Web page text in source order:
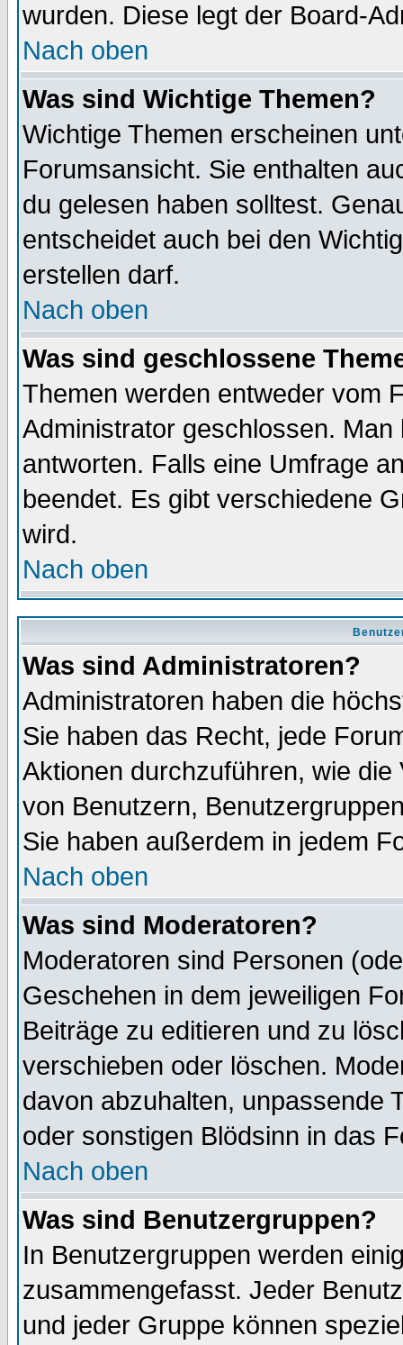
wurden. Diese legt der Board-
Nach oben
Was sind Wichtige Themen?
Wichtige Themen erscheinen
Forumsansicht. Sie enthalten
du gelesen haben solltest.
entscheidet auch bei den
erstellen darf.
Nach oben
Was sind geschlossene
Themen werden entweder vom
Administrator geschlossen.
antworten. Falls eine Umfrage
beendet. Es gibt verschiedene
wird.
Nach oben
Was sind Administratoren?
Administratoren haben die
Sie haben das Recht, jede
Aktionen durchzuführen, wie
von Benutzern,
Sie haben außerdem in jedem
Nach oben
Was sind Moderatoren?
Moderatoren sind Personen
Geschehen in dem jeweiligen
Beiträge zu editieren und zu
verschieben oder löschen.
davon abzuhalten, unpassende
oder sonstigen Blödsinn in das
Nach oben
Was sind Benutzergruppen?
In Benutzergruppen werden
zusammengefasst. Jeder
und jeder Gruppe können